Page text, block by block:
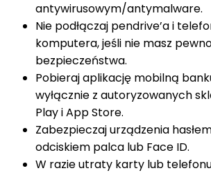
antywirusowym/antymalware.
Nie podłączaj pendrive’a i
komputera, jeśli nie masz
bezpieczeństwa.
Pobieraj aplikację mobilną
wyłącznie z autoryzowanych
Play i App Store.
Zabezpieczaj urządzenia
odciskiem palca lub Face ID.
W razie utraty karty lub